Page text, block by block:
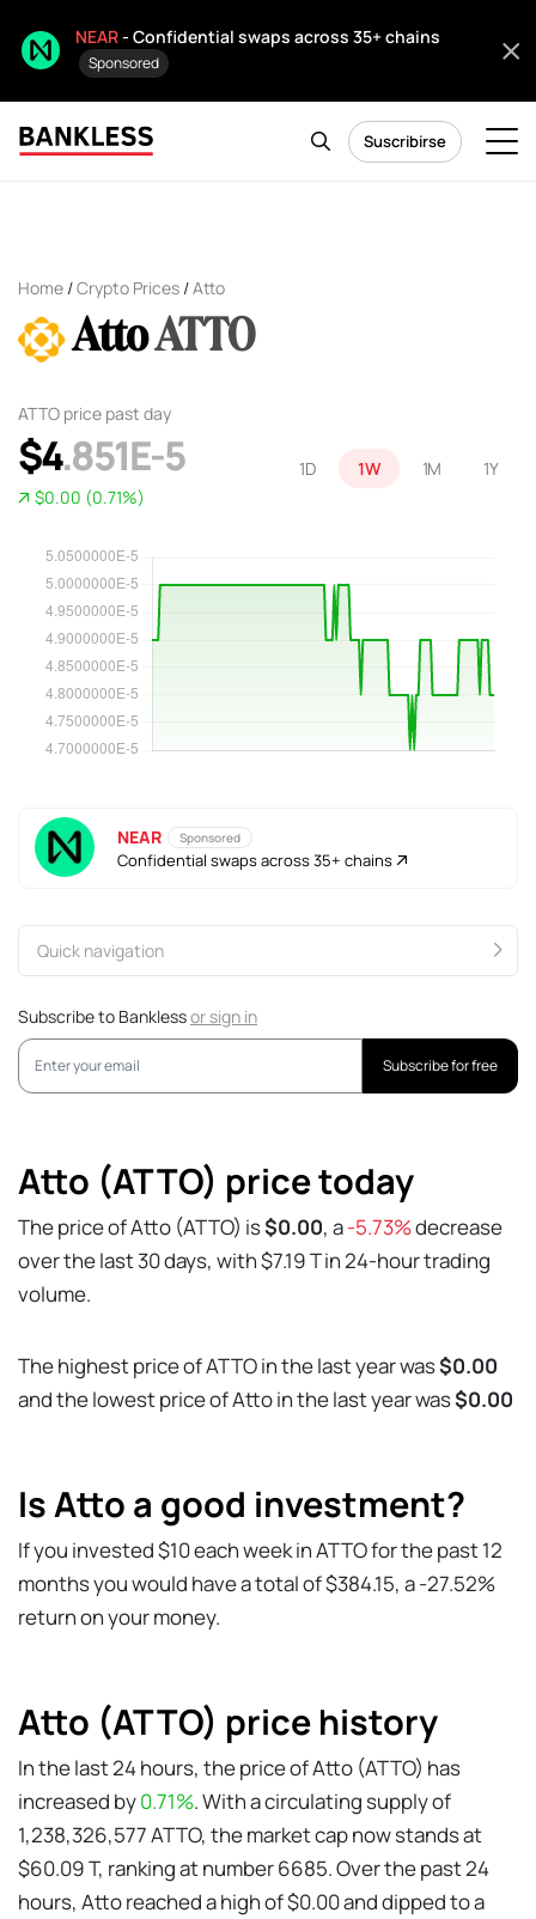
NEAR- Confidential swaps across 35+ chains
Sponsored
Suscribirse
Home /Crypto Prices /Atto
AttoATTO
1D 1W 1M 1Y
ATTO price past day
$4.851E-5
$0.00 (0.71%)
NEAR Sponsored
Confidential swaps across 35+ chains
Quick navigation
Subscribe to Banklessorsign in
Subscribe for free
Atto (ATTO) price today
The price of Atto (ATTO) is$0.00, a-5.73%decrease
over the last 30 days, with $7.19 T in 24-hour trading
volume.
The highest price of ATTO in the last year was$0.00
and the lowest price of Atto in the last year was$0.00
Is Atto a good investment?
If you invested $10 each week in ATTO for the past 12
months you would have a total of $384.15, a -27.52%
return on your money.
Atto (ATTO) price history
In the last 24 hours, the price of Atto (ATTO) has
increased by0.71%. With a circulating supply of
1,238,326,577 ATTO, the market cap now stands at
$60.09 T, ranking at number 6685. Over the past 24
hours, Atto reached a high of $0.00 and dipped to a